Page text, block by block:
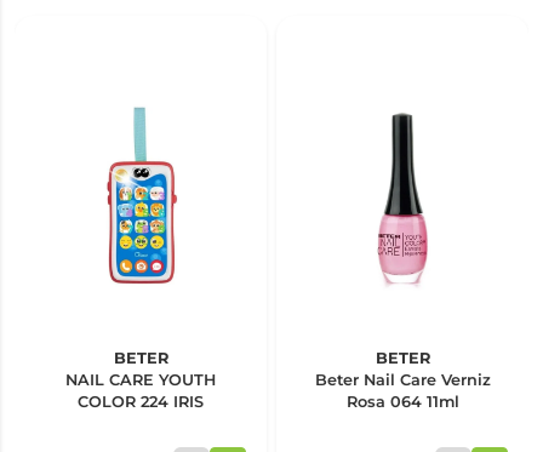
BETER
NAIL CARE YOUTH
COLOR 224 IRIS
BETER
Beter Nail Care Verniz
Rosa 064 11ml